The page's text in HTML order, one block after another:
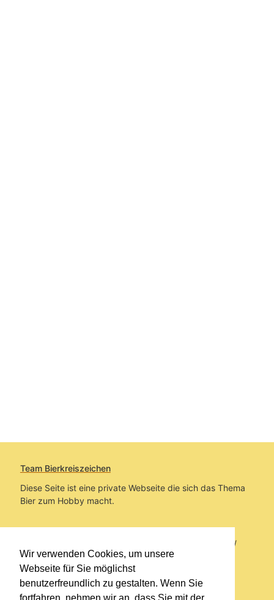
Wir verwenden Cookies, um unsere
Webseite für Sie möglichst
benutzerfreundlich zu gestalten. Wenn Sie
Team Bierkreiszeichen
Diese Seite ist eine private Webseite die sich das Thema
Bier zum Hobby macht.
Sie befinden sich auf https://www.bierkreiszeichen.at/
im Pfad:Übers Bier/Bierlokale
Erstellt: 2021-06-07